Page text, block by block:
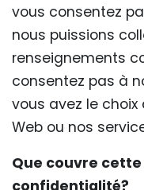
vous consentez
nous puissions
renseignements
consentez pas à
vous avez le
Web ou nos
Que couvre
confidentialité?